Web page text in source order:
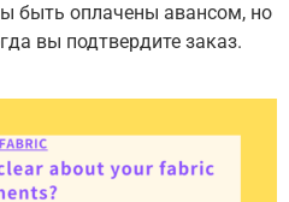
быть оплачены авансом, но
вы подтвердите заказ.